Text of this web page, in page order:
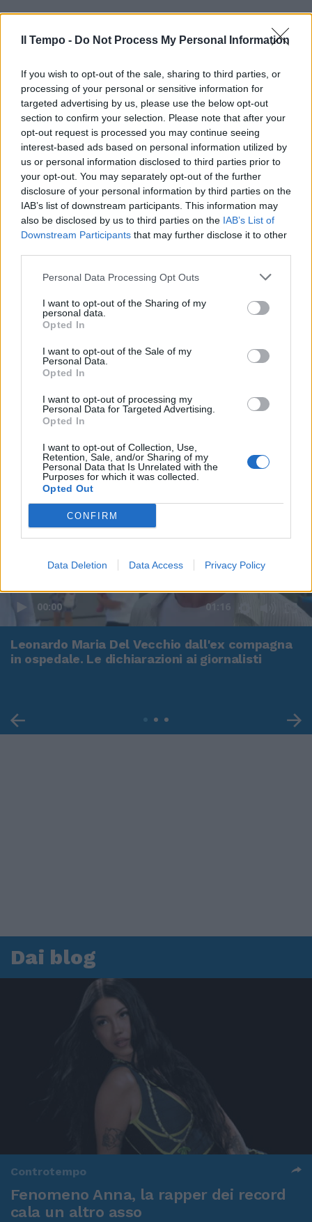
Il Tempo - Do Not Process My Personal Information
If you wish to opt-out of the sale, sharing to third parties, or
processing of your personal or sensitive information for
targeted advertising by us, please use the below opt-out
section to confirm your selection. Please note that after your
opt-out request is processed you may continue seeing
interest-based ads based on personal information utilized by
us or personal information disclosed to third parties prior to
your opt-out. You may separately opt-out of the further
disclosure of your personal information by third parties on the
IAB’s list of downstream participants. This information may
also be disclosed by us to third parties on the IAB’s List of
Downstream Participants that may further disclose it to other
Personal Data Processing Opt Outs
I want to opt-out of the Sharing of my
personal data.
Opted In
I want to opt-out of the Sale of my
Personal Data.
Opted In
I want to opt-out of processing my
Personal Data for Targeted Advertising.
Opted In
I want to opt-out of Collection, Use,
Retention, Sale, and/or Sharing of my
Personal Data that Is Unrelated with the
Purposes for which it was collected.
Opted Out
CONFIRM
Data Deletion Data Access Privacy Policy
00:00 01:16
Leonardo Maria Del Vecchio dall'ex compagna
in ospedale. Le dichiarazioni ai giornalisti
Dai blog
Controtempo
Fenomeno Anna, la rapper dei record
cala un altro asso